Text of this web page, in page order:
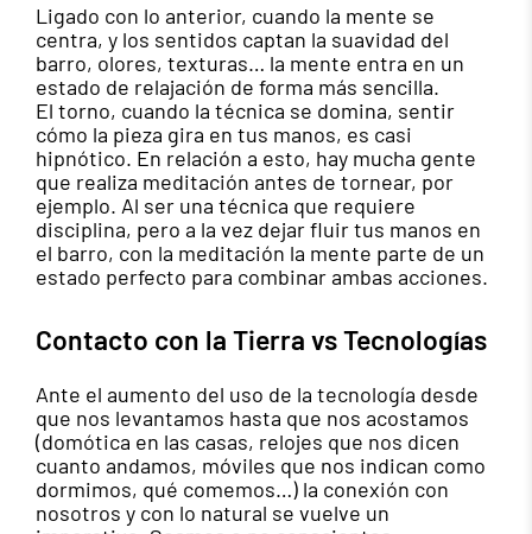
Ligado con lo anterior, cuando la mente se
centra, y los sentidos captan la suavidad del
barro, olores, texturas… la mente entra en un
estado de relajación de forma más sencilla.
El torno, cuando la técnica se domina, sentir
cómo la pieza gira en tus manos, es casi
hipnótico. En relación a esto, hay mucha gente
que realiza meditación antes de tornear, por
ejemplo. Al ser una técnica que requiere
disciplina, pero a la vez dejar fluir tus manos en
el barro, con la meditación la mente parte de un
estado perfecto para combinar ambas acciones.
Contacto con la Tierra vs Tecnologías
Ante el aumento del uso de la tecnología desde
que nos levantamos hasta que nos acostamos
(domótica en las casas, relojes que nos dicen
cuanto andamos, móviles que nos indican como
dormimos, qué comemos…) la conexión con
nosotros y con lo natural se vuelve un